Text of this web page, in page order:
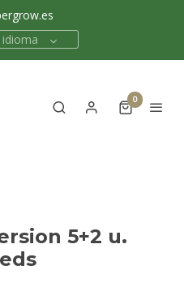
idioma
0
5+2 u.